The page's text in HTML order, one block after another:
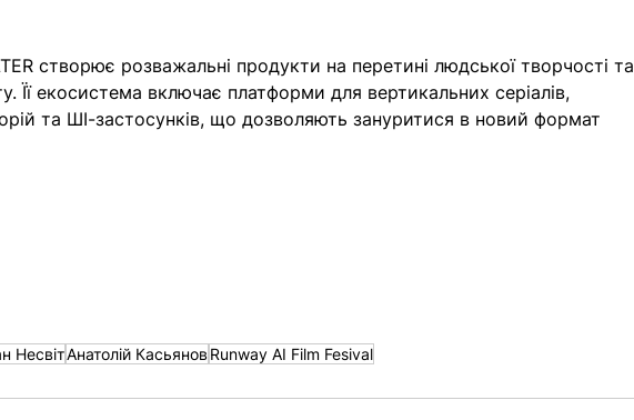
створює розважальні продукти на перетині людської творчості та
Її екосистема включає платформи для вертикальних серіалів,
та ШІ-застосунків, що дозволяють зануритися в новий формат
НесвітАнатолій Касьянов Runway AI Film Fesival